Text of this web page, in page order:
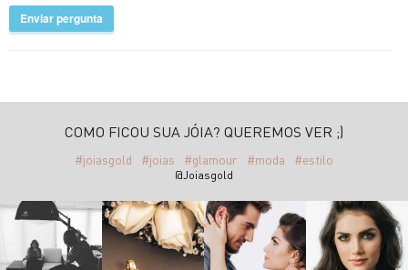
Enviar pergunta
COMO FICOU SUA JÓIA? QUEREMOS VER ;)
#joiasgold #joias #glamour #moda #estilo
@Joiasgold